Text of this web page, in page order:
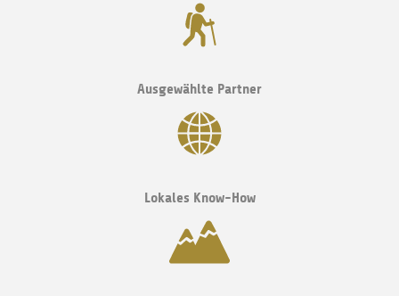
Ausgewählte Partner
Lokales Know-How